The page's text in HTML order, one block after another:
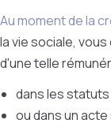
Au moment de la
la vie sociale,
d'une telle
dans les statuts
ou dans un